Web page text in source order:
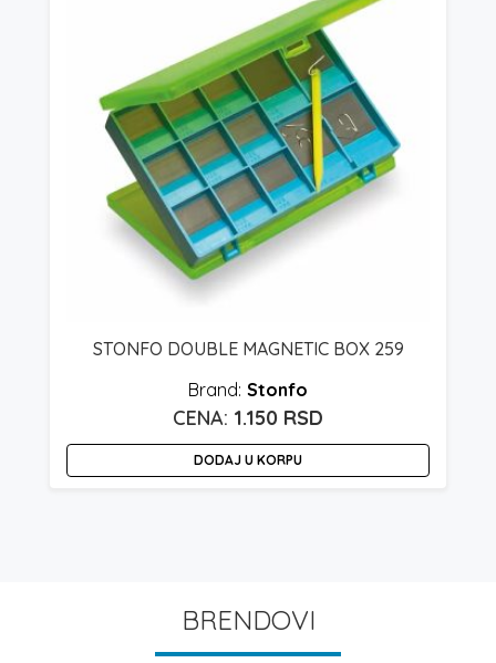
STONFO DOUBLE MAGNETIC BOX 259
Stonfo
1.150 RSD
DODAJ U KORPU
BRENDOVI